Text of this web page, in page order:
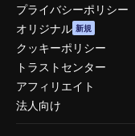
プライバシーポリシー
オリジナル 新規
クッキーポリシー
トラストセンター
アフィリエイト
法人向け